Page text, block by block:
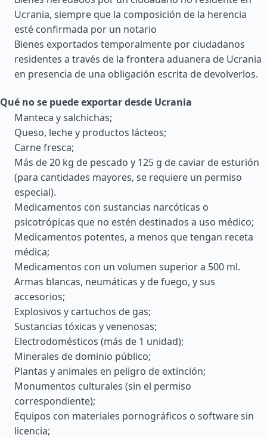
Ucrania, siempre que la composición de la herencia
esté confirmada por un notario
Bienes exportados temporalmente por ciudadanos
residentes a través de la frontera aduanera de Ucrania
en presencia de una obligación escrita de devolverlos.
Qué no se puede exportar desde Ucrania
Manteca y salchichas;
Queso, leche y productos lácteos;
Carne fresca;
Más de 20 kg de pescado y 125 g de caviar de esturión
(para cantidades mayores, se requiere un permiso
especial).
Medicamentos con sustancias narcóticas o
psicotrópicas que no estén destinados a uso médico;
Medicamentos potentes, a menos que tengan receta
médica;
Medicamentos con un volumen superior a 500 ml.
Armas blancas, neumáticas y de fuego, y sus
accesorios;
Explosivos y cartuchos de gas;
Sustancias tóxicas y venenosas;
Electrodomésticos (más de 1 unidad);
Minerales de dominio público;
Plantas y animales en peligro de extinción;
Monumentos culturales (sin el permiso
correspondiente);
Equipos con materiales pornográficos o software sin
licencia;